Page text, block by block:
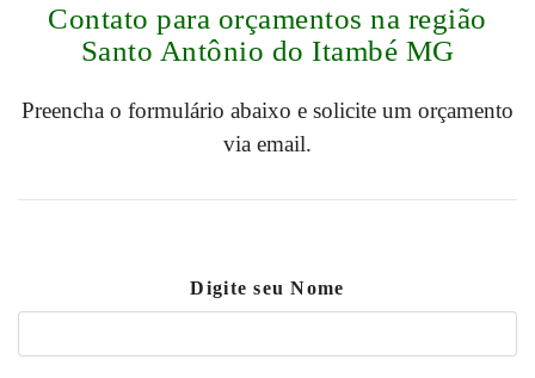
Contato para orçamentos na região
Santo Antônio do Itambé MG
Preencha o formulário abaixo e solicite um orçamento
via email.
Digite seu Nome